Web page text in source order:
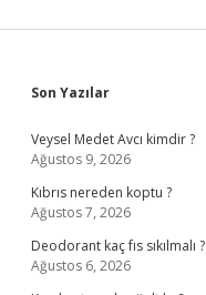
Sidebar
Son Yazılar
Veysel Medet Avcı kimdir ?
Ağustos 9, 2026
Kıbrıs nereden koptu ?
Ağustos 7, 2026
Deodorant kaç fıs sıkılmalı ?
Ağustos 6, 2026